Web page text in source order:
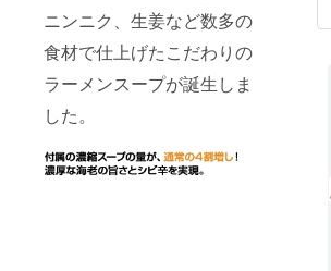
ニンニク、生姜など数多の
食材で仕上げたこだわりの
ラーメンスープが誕生しま
した。